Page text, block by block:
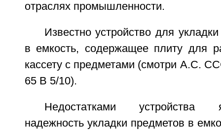
отраслях промышленности.
Известно устройство для
в емкость, содержащее плиту для
кассету с предметами (смотри А.С.
65 В 5/10).
Недостатками устройства
надежность укладки предметов в